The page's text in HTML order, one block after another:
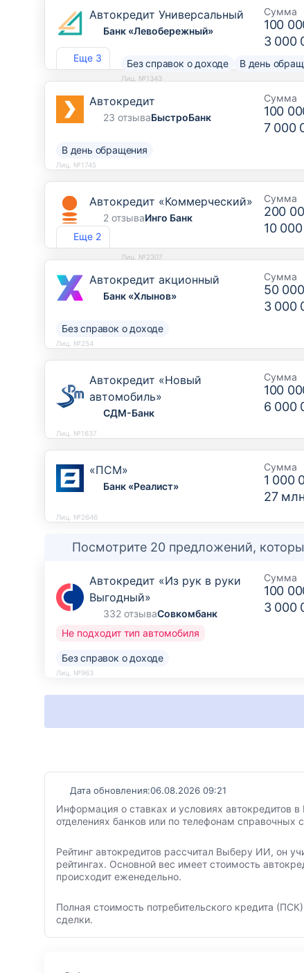
Еще 3
Автокредит Универсальный
Банк «Левобережный»
Сумма
100
3 000
Без справок о доходе В день
Лиц. №1343
Автокредит
23 отзываБыстроБанк
Сумма
100
7 000
В день обращения
Лиц. №1745
Еще 2
Автокредит «Коммерческий»
2 отзываИнго Банк
Сумма
200
10
Лиц. №2307
Автокредит акционный
Банк «Хлынов»
Сумма
50
3 000
Без справок о доходе
Лиц. №254
Автокредит «Новый
автомобиль»
СДМ-Банк
Сумма
100
6 000
Лиц. №1637
«ПСМ»
Банк «Реалист»
Сумма
1 000
27
Лиц. №2646
Посмотрите 20 предложений,
Автокредит «Из рук в руки
Выгодный»
332 отзываСовкомбанк
Сумма
100
3 000
Не подходит тип автомобиля
Без справок о доходе
Лиц. №963
Дата обновления:06.08.2026 09:21
Информация о ставках и условиях автокредитов
отделениях банков или по телефонам справочных
Рейтинг автокредитов рассчитал Выберу ИИ, он
рейтингах. Основной вес имеет стоимость
происходит еженедельно.
Полная стоимость потребительского кредита
сделки.